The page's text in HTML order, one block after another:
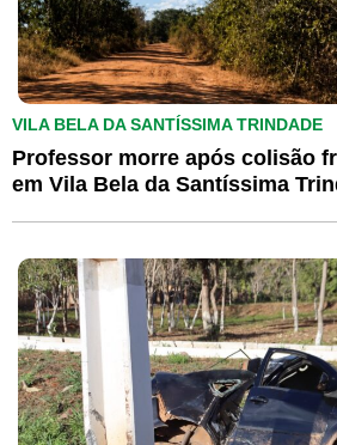
VILA BELA DA SANTÍSSIMA TRINDADE
Professor morre após colisão
em Vila Bela da Santíssima